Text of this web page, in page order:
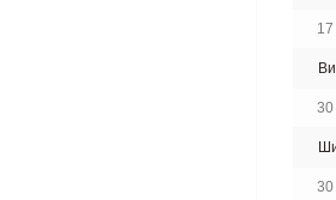
17
30
30